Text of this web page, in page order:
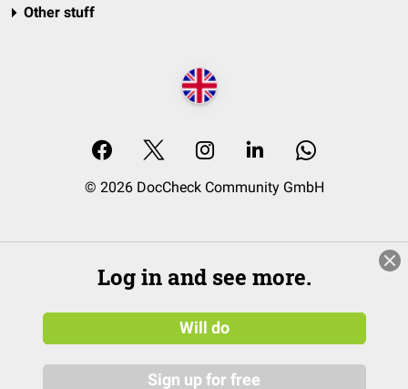
Other stuff
© 2026 DocCheck Community GmbH
Log in and see more.
Will do
Sign up for free